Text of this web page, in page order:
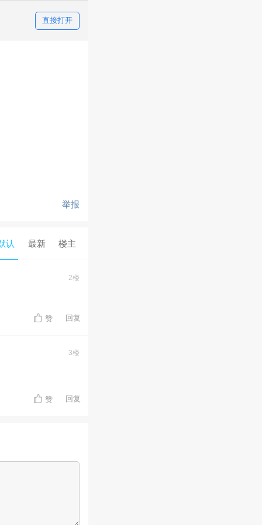
直接打开
举报
认 最新 楼主
2楼
赞 回复
3楼
赞 回复